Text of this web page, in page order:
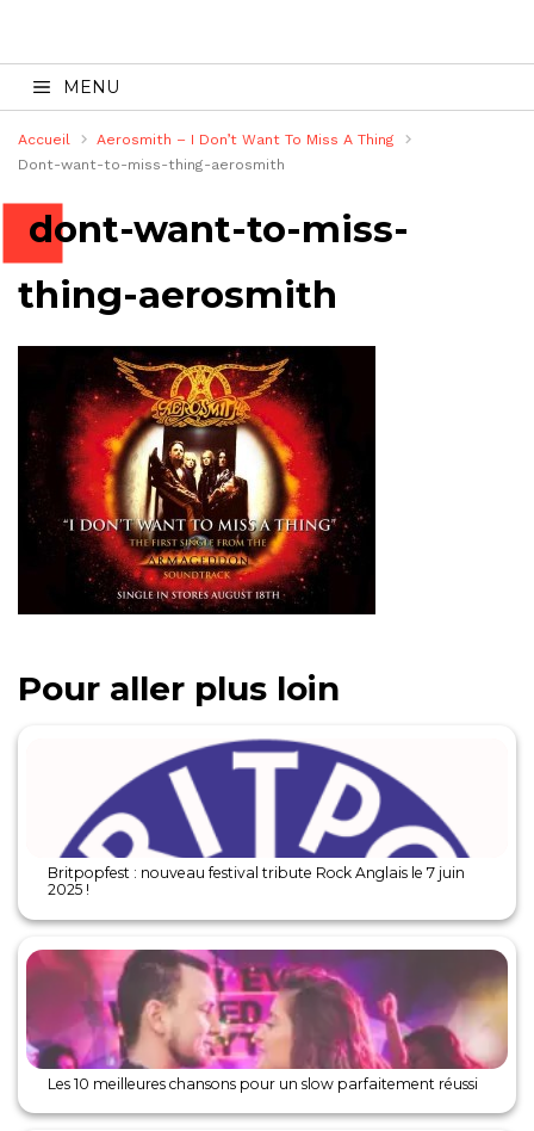
MENU
Accueil
Aerosmith – I Don’t Want To Miss A Thing
Dont-want-to-miss-thing-aerosmith
dont-want-to-miss-
thing-aerosmith
Pour aller plus loin
Britpopfest : nouveau festival tribute Rock Anglais le 7 juin
2025 !
Les 10 meilleures chansons pour un slow parfaitement réussi